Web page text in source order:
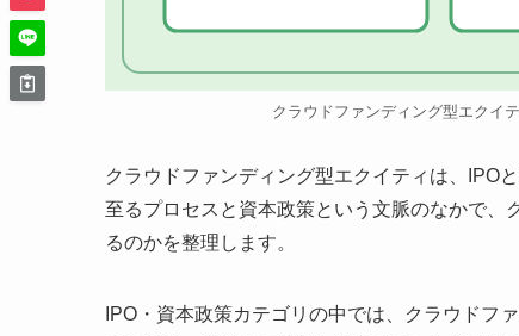
クラウドファンディング型エクイ
クラウドファンディング型エクイティは、IPO
至るプロセスと資本政策という文脈のなかで、
るのかを整理します。
IPO・資本政策カテゴリの中では、クラウドフ